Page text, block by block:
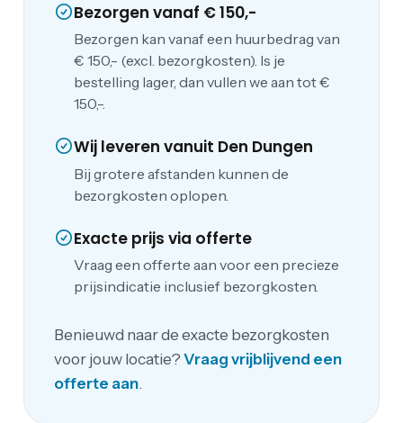
Bezorgen vanaf € 150,-
Bezorgen kan vanaf een huurbedrag van
€ 150,- (excl. bezorgkosten). Is je
bestelling lager, dan vullen we aan tot €
150,-.
Wij leveren vanuit Den Dungen
Bij grotere afstanden kunnen de
bezorgkosten oplopen.
Exacte prijs via offerte
Vraag een offerte aan voor een precieze
prijsindicatie inclusief bezorgkosten.
Benieuwd naar de exacte bezorgkosten
voor jouw locatie?Vraag vrijblijvend een
offerte aan.